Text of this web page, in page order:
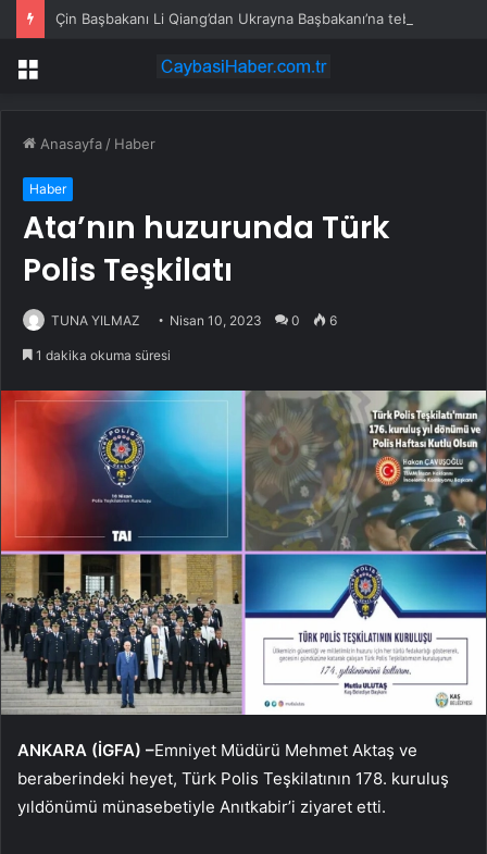
Menü
Anasayfa / Haber
Haber
Ata’nın huzurunda Türk
Polis Teşkilatı
TUNA YILMAZ Nisan 10, 2023 0 6
1 dakika okuma süresi
ANKARA (İGFA) –Emniyet Müdürü Mehmet Aktaş ve
beraberindeki heyet, Türk Polis Teşkilatının 178. kuruluş
yıldönümü münasebetiyle Anıtkabir’i ziyaret etti.